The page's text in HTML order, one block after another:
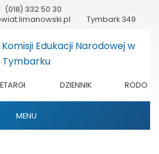
(018) 332 50 30
Tymbark 349
DZIENNIK
RODO
MENU